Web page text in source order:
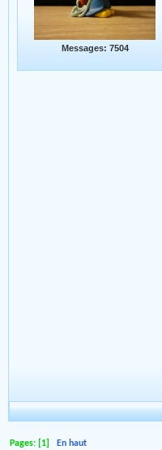
Messages: 7504
Pages: [ 1 En haut